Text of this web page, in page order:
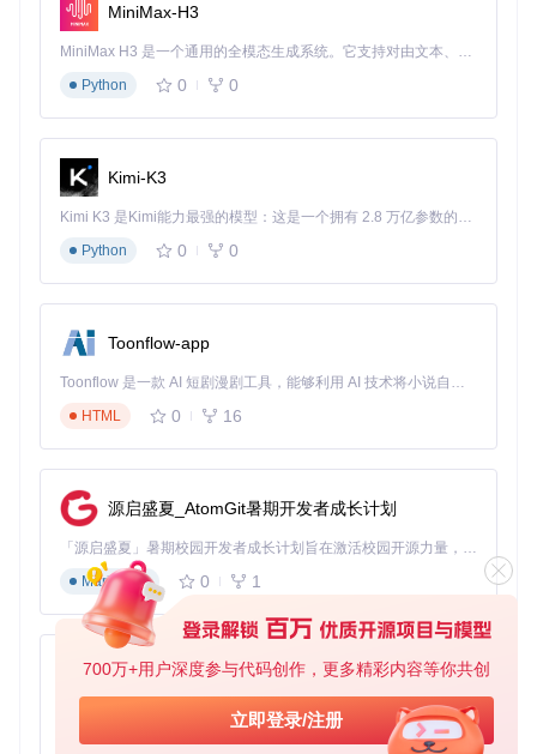
700万+用户深度参与代码创作，更多精彩内容等你共创
立即登录/注册
HMCL的插件化架构如同"乐高积木"系统，允许通过安装功能
模块扩展启动器能力。官方提供材质包管理、皮肤编辑器、服
务器监控等核心插件，社区开发者则贡献了地图管理、自动备
份等特色工具。所有插件通过统一接口管理，确保安全性和系
图1：HMCL启动器支持的高清游戏场景展示，体现其对高画
质Minecraft的完美支持
场景化配置：从基础到高级的全流程指南
新手入门：10分钟快速部署
环境准备
版本。对于普通用户，启动器提供内置Java下载功能，无需手
cd
编译构建 项目使用Gradle构建系统，在终端执行以下命令：
# Linux/macOS用户
./gradlew clean makeExecutables
# Windows用户
构建完成后，可执行文件位于HMCL/build/libs目录，包含
MiniMax-H3
MiniMax H3 是一个通用的全模态生成系统。它支持对由文本、图像、视频和音频组成的多模态上下文进行统一理解，并能生成分辨率高达 2K、时长可达 15 秒的带原生立体声音频的视频。得益于面向任务泛化的系统设计，H3 在预训练阶段就已具备广泛的多模态上下文理解与生成能力，能够出色地执行复杂的多模态指令。
Python
0 0
Kimi-K3
Kimi K3 是Kimi能力最强的模型：这是一个拥有 2.8 万亿参数的混合专家（MoE）模型，具备原生视觉理解能力，并支持 100 万 token 的上下文窗口。
Python
0 0
Toonflow-app
Toonflow 是一款 AI 短剧漫剧工具，能够利用 AI 技术将小说自动转化为剧本，并结合 AI 生成的图片和视频，实现高效的短剧创作。借助 Toonflow，可以轻松完成从文字到影像的全流程，让短剧制作变得更加智能与便捷。
HTML
0 16
源启盛夏_AtomGit暑期开发者成长计划
「源启盛夏」暑期校园开发者成长计划旨在激活校园开源力量，通过积分激励、认证扶持、资源倾斜等形式，引导高校组织和开发者完成「入驻 — 建项目 — 做贡献 — 获认证 — 得资源」的完整闭环。无论你是想带领社团入驻平台的组织者，还是希望用代码贡献证明自己的开发者，都能在这里找到属于你的成长路径。
Markdown
0 1
AionUi
免费、本地、开源的 24/7 全天候 Cowork 应用，以及适用于 Gemini CLI、Claude Code、Codex、OpenCode、Qwen Code、Goose CLI、Auggie 等的 OpenClaw | 🌟 喜欢就点star吧
TypeScript
0 6